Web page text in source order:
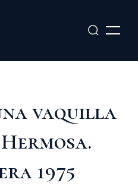
vaquilla
1975